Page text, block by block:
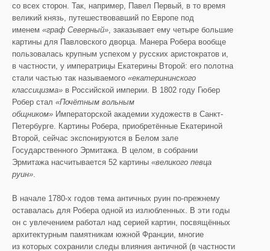
со всех сторон. Так, например, Павел Первый, в то время
великий князь, путешествовавший по Европе под
именем «граф Северный» , заказывает ему четыре большие
картины для Павловского дворца. Манера Робера вообще
пользовалась крупным успехом у русских аристократов и,
в частности, у императрицы Екатерины Второй: его полотна
стали частью так называемого «екатерининского
классицизма» в Российской империи. В 1802 году Гюбер
Робер стал «Почётным вольным
общником» Императорской академии художеств в Санкт-
Петербурге. Картины Робера, приобретённые Екатериной
Второй, сейчас экспонируются в Белом зале
Государственного Эрмитажа. В целом, в собрании
Эрмитажа насчитывается 52 картины «великого певца
руин»
В начале 1780-х годов тема античных руин по-прежнему
оставалась для Робера одной из излюбленных. В эти годы
он с увлечением работал над серией картин, посвящённых
архитектурным памятникам южной Франции, многие
из которых сохранили следы влияния античной (в частности